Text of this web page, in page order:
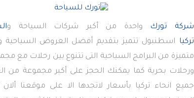
شركة تورك واحدة من أكبر شركات السياحة و
تركيا اسطنبول تتميز بتقديم أفضل العروض السياحية
متميزة من البرامج السياحية التى تتنوع بين رحلات مع
ورحلات بحرية كما يمكنك الحجز على أكبر مجموعة من
جميع انحاء تركيا بأسعار لاتجدها الا على موقعنا